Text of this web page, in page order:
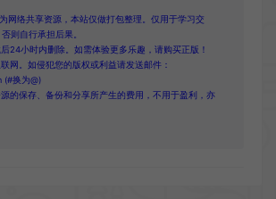
网络共享资源，本站仅做打包整理。仅用于学习交
则自行承担后果。
24小时内删除。如需体验更多乐趣，请购买正版！
网。如侵犯您的版权或利益请发送邮件：
(#换为@)
的保存、备份和分享所产生的费用，不用于盈利，亦